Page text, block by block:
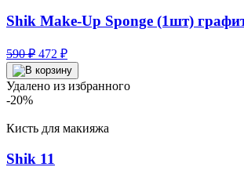
Shik Make-Up Sponge (1шт)
590₽ Первоначальная
цена
составляла
472 ₽Текущая
цена:
472 ₽.
Удалено из избранного
-20%
Кисть для макияжа
Shik 11